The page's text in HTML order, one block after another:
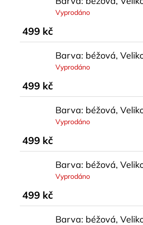
Vyprodáno
499 kč
Barva: béžová,
Vyprodáno
499 kč
Barva: béžová,
Vyprodáno
499 kč
Barva: béžová,
Vyprodáno
499 kč
Barva: béžová,